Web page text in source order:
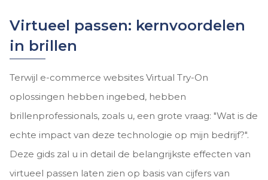
Virtueel passen: kernvoordelen
in brillen
Terwijl e-commerce websites Virtual Try-On
oplossingen hebben ingebed, hebben
brillenprofessionals, zoals u, een grote vraag: "Wat is de
echte impact van deze technologie op mijn bedrijf?".
Deze gids zal u in detail de belangrijkste effecten van
virtueel passen laten zien op basis van cijfers van